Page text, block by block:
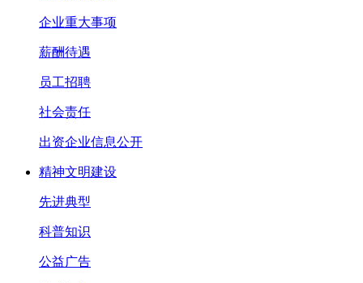
企业重大事项
薪酬待遇
员工招聘
社会责任
出资企业信息公开
精神文明建设
先进典型
科普知识
公益广告